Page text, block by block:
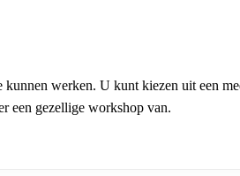
kunnen werken. U kunt kiezen uit een
een gezellige workshop van.